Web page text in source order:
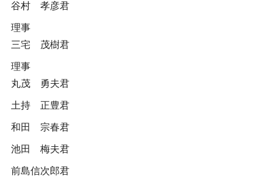
谷村 孝彦君
理事
三宅 茂樹君
理事
丸茂 勇夫君
土持 正豊君
和田 宗春君
池田 梅夫君
前島信次郎君